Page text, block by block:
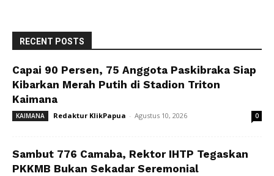
RECENT POSTS
Capai 90 Persen, 75 Anggota Paskibraka Siap
Kibarkan Merah Putih di Stadion Triton
Kaimana
KAIMANA Redaktur KlikPapua - Agustus 10, 2026 0
Sambut 776 Camaba, Rektor IHTP Tegaskan
PKKMB Bukan Sekadar Seremonial